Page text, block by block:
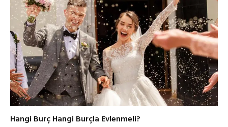
Hangi Burç Hangi Burçla Evlenmeli?